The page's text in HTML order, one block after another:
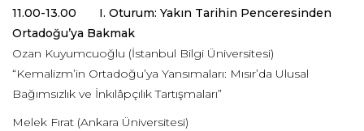
11.00-13.00 I. Oturum: Yakın Tarihin Penceresinden
Ortadoğu’ya Bakmak
Ozan Kuyumcuoğlu (İstanbul Bilgi Üniversitesi)
“Kemalizm’in Ortadoğu’ya Yansımaları: Mısır’da Ulusal
Bağımsızlık ve İnkılâpçılık Tartışmaları”
Melek Fırat (Ankara Üniversitesi)